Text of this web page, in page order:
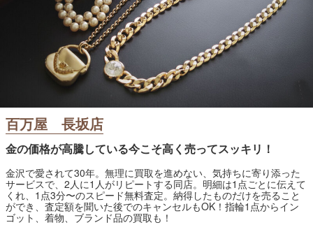
百万屋 長坂店
金の価格が高騰している今こそ高く売ってスッキリ！
金沢で愛されて30年。無理に買取を進めない、気持ちに寄り添った
サービスで、2人に1人がリピートする同店。明細は1点ごとに伝えて
くれ、1点3分〜のスピード無料査定。納得したものだけを売ること
ができ、査定額を聞いた後でのキャンセルもOK！指輪1点からイン
ゴット、着物、ブランド品の買取も！